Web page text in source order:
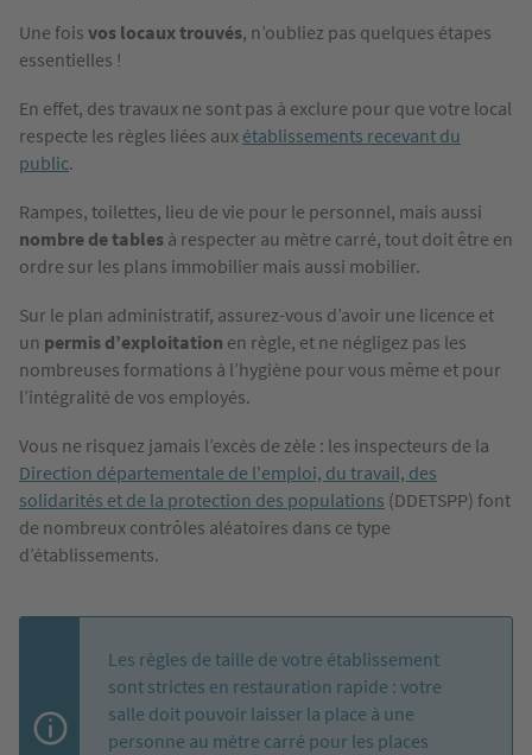
Une fois vos locaux trouvés, n’oubliez pas quelques étapes
essentielles !
En effet, des travaux ne sont pas à exclure pour que votre local
respecte les règles liées aux établissements recevant du
public.
Rampes, toilettes, lieu de vie pour le personnel, mais aussi
nombre de tables à respecter au mètre carré, tout doit être en
ordre sur les plans immobilier mais aussi mobilier.
Sur le plan administratif, assurez-vous d’avoir une licence et
un permis d’exploitation en règle, et ne négligez pas les
nombreuses formations à l’hygiène pour vous même et pour
l’intégralité de vos employés.
Vous ne risquez jamais l’excès de zèle : les inspecteurs de la
Direction départementale de l'emploi, du travail, des
solidarités et de la protection des populations (DDETSPP) font
de nombreux contrôles aléatoires dans ce type
d’établissements.
Les règles de taille de votre établissement
sont strictes en restauration rapide : votre
salle doit pouvoir laisser la place à une
personne au mètre carré pour les places